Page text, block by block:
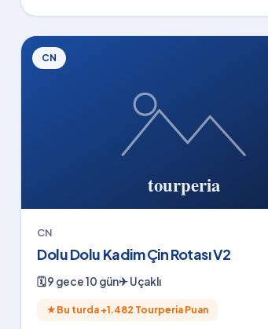
CN
CN
Dolu Dolu Kadim Çin Rotası V2
🗓9 gece 10 gün✈Uçaklı
★ Bu turda +1.482 Tourperia Puan